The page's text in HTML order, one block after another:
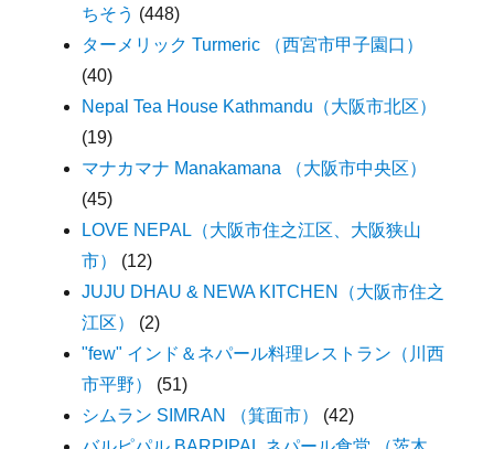
ちそう (448)
ターメリック Turmeric （西宮市甲子園口）
(40)
Nepal Tea House Kathmandu（大阪市北区）
(19)
マナカマナ Manakamana （大阪市中央区）
(45)
LOVE NEPAL（大阪市住之江区、大阪狭山
市）
(12)
JUJU DHAU & NEWA KITCHEN（大阪市住之
江区）
(2)
"few" インド＆ネパール料理レストラン（川西
市平野）
(51)
シムラン SIMRAN （箕面市）
(42)